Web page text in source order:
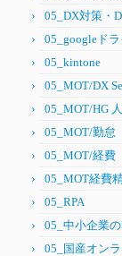
05_DX対策・
05_googleド
05_kintone
05_MOT/DX
05_MOT/HG
05_MOT/勤怠
05_MOT/経費
05_MOT経費
05_RPA
05_中小企業
05_国産オン